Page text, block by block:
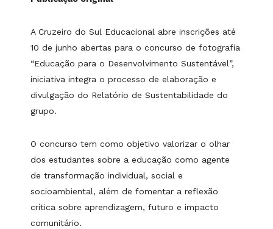
A Cruzeiro do Sul Educacional abre inscrições até
10 de junho abertas para o concurso de fotografia
“Educação para o Desenvolvimento Sustentável”,
iniciativa integra o processo de elaboração e
divulgação do Relatório de Sustentabilidade do
grupo.
O concurso tem como objetivo valorizar o olhar
dos estudantes sobre a educação como agente
de transformação individual, social e
socioambiental, além de fomentar a reflexão
crítica sobre aprendizagem, futuro e impacto
comunitário.